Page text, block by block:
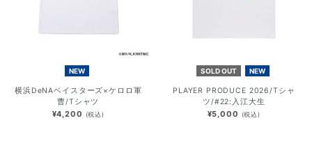
NEW
横浜DeNAベイスターズ×ケロロ軍
曹/Tシャツ
¥4,200 (税込)
SOLD OUT NEW
PLAYER PRODUCE 2026/Tシャ
ツ/#22:入江大生
¥5,000 (税込)